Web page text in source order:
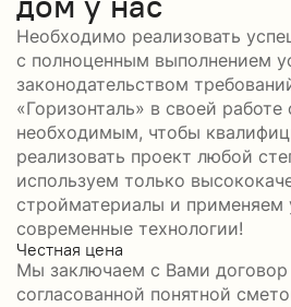
Необходимо реализовать
с полноценным выполнением
законодательством
«Горизонталь» в своей работе
необходимым, чтобы
реализовать проект любой
используем только
стройматериалы и применяем
современные технологии!
Честная цена
Мы заключаем с Вами договор
согласованной понятной